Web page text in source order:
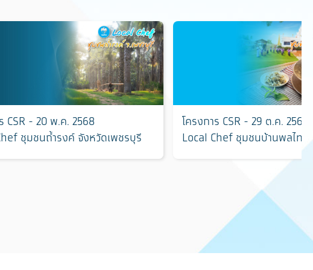
CSR - 20 พ.ค. 2568
ชุมชนถ้ำรงค์ จังหวัดเพชรบุรี
โครงการ CSR - 29 ต.ค. 2567
Local Chef ชุมชนบ้านพลไท